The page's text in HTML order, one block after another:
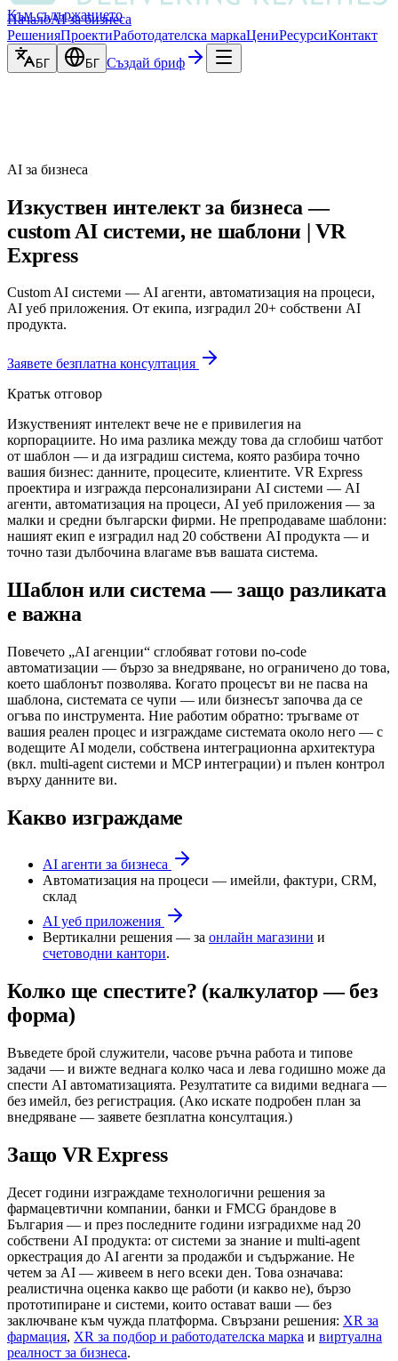
Към съдържанието
НачалоAI за бизнеса
РешенияПроектиРаботодателска маркаЦениРесурсиКонтакт
БГ БГ Създай бриф
AI за бизнеса
Изкуствен интелект за бизнеса —
custom AI системи, не шаблони | VR
Express
Custom AI системи — AI агенти, автоматизация на процеси,
AI уеб приложения. От екипа, изградил 20+ собствени AI
продукта.
Заявете безплатна консултация
Кратък отговор
Изкуственият интелект вече не е привилегия на
корпорациите. Но има разлика между това да сглобиш чатбот
от шаблон — и да изградиш система, която разбира точно
вашия бизнес: данните, процесите, клиентите. VR Express
проектира и изгражда персонализирани AI системи — AI
агенти, автоматизация на процеси, AI уеб приложения — за
малки и средни български фирми. Не препродаваме шаблони:
нашият екип е изградил над 20 собствени AI продукта — и
точно тази дълбочина влагаме във вашата система.
Шаблон или система — защо разликата
е важна
Повечето „AI агенции“ сглобяват готови no-code
автоматизации — бързо за внедряване, но ограничено до това,
което шаблонът позволява. Когато процесът ви не пасва на
шаблона, системата се чупи — или бизнесът започва да се
огъва по инструмента. Ние работим обратно: тръгваме от
вашия реален процес и изграждаме системата около него — с
водещите AI модели, собствена интеграционна архитектура
(вкл. multi-agent системи и MCP интеграции) и пълен контрол
върху данните ви.
Какво изграждаме
AI агенти за бизнеса
Автоматизация на процеси — имейли, фактури, CRM,
склад
AI уеб приложения
Вертикални решения — за онлайн магазини и
счетоводни кантори.
Колко ще спестите? (калкулатор — без
форма)
Въведете брой служители, часове ръчна работа и типове
задачи — и вижте веднага колко часа и лева годишно може да
спести AI автоматизацията. Резултатите са видими веднага —
без имейл, без регистрация. (Ако искате подробен план за
внедряване — заявете безплатна консултация.)
Защо VR Express
Десет години изграждаме технологични решения за
фармацевтични компании, банки и FMCG брандове в
България — и през последните години изградихме над 20
собствени AI продукта: от системи за знание и multi-agent
оркестрация до AI агенти за продажби и съдържание. Не
четем за AI — живеем в него всеки ден. Това означава:
реалистична оценка какво ще работи (и какво не), бързо
прототипиране и системи, които остават ваши — без
заключване към чужда платформа. Свързани решения: XR за
фармация, XR за подбор и работодателска марка и виртуална
реалност за бизнеса.